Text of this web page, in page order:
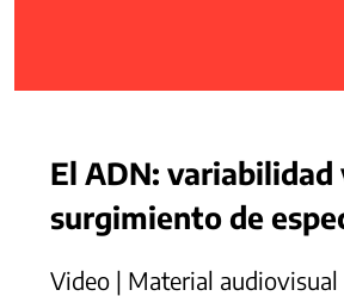
El ADN: variabilidad
surgimiento de
Video | Material audiovisual